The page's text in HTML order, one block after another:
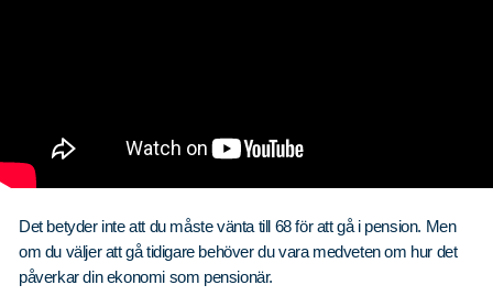
Det betyder inte att du måste vänta till 68 för att gå i pension. Men
om du väljer att gå tidigare behöver du vara medveten om hur det
påverkar din ekonomi som pensionär.